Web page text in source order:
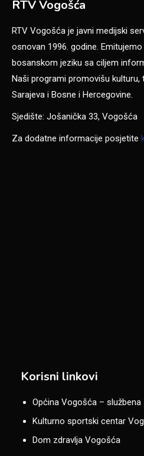
RTV Vogošća
RTV Vogošća je javni medijski
osnovan 1996. godine.
bosanskom jeziku sa ciljem
Naši programi promovišu kulturu,
Sarajeva i Bosne i Hercegovine.
Sjedište: Jošanička 33, Vogošća
Za dodatne informacije posjetite
Korisni linkovi
Općina Vogošća – službena
Kulturno sportski centar
Dom zdravlja Vogošća